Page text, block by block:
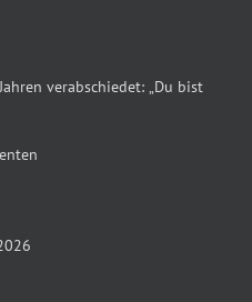
verabschiedet: „Du bist